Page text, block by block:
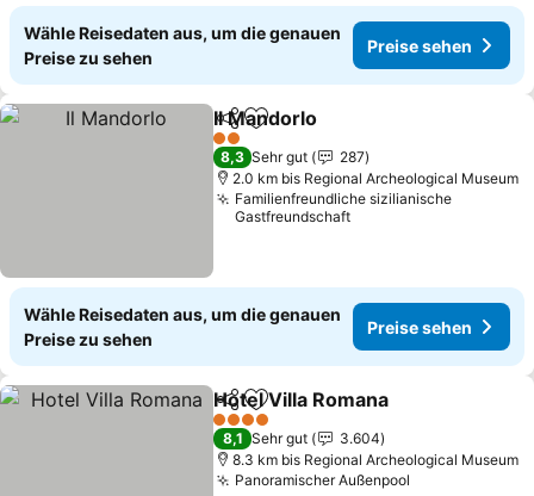
Wähle Reisedaten aus, um die genauen
Preise zu sehen
Preise sehen
TeilenZu Favoriten hinzufügen
Il Mandorlo
2 Sterne
8,3 Sehr gut
287
2.0 km bis Regional Archeological Museum
Familienfreundliche sizilianische
Gastfreundschaft
Wähle Reisedaten aus, um die genauen
Preise zu sehen
Preise sehen
TeilenZu Favoriten hinzufügen
Hotel Villa Romana
4 Sterne
8,1 Sehr gut
3.604
8.3 km bis Regional Archeological Museum
Panoramischer Außenpool